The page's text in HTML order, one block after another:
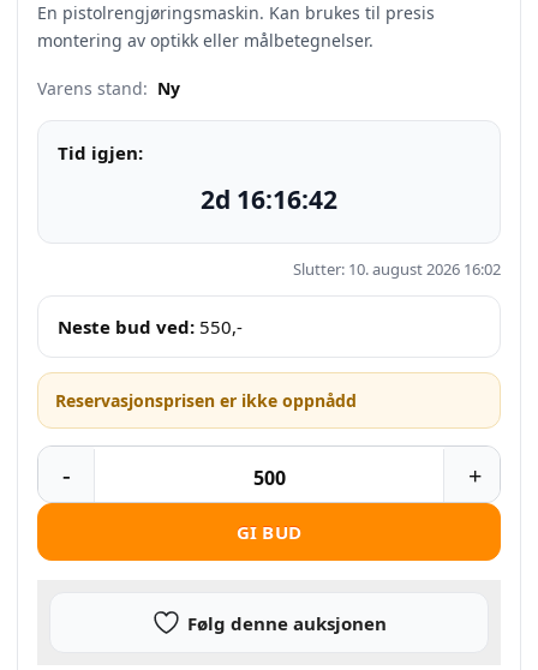
En pistolrengjøringsmaskin. Kan brukes til presis
montering av optikk eller målbetegnelser.
Varens stand: Ny
Tid igjen:
2d 16:16:41
Slutter: 10. august 2026 16:02
Neste bud ved: 550,-
Reservasjonsprisen er ikke oppnådd
GI BUD
Følg denne auksjonen